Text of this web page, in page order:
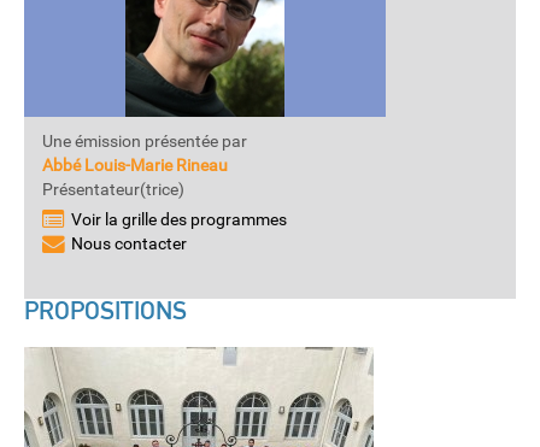
Une émission présentée par
Abbé Louis-Marie Rineau
Présentateur(trice)
Voir la grille des programmes
Nous contacter
PROPOSITIONS